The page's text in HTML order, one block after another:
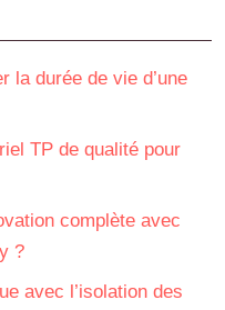
la durée de vie d’une
TP de qualité pour
complète avec
?
avec l’isolation des